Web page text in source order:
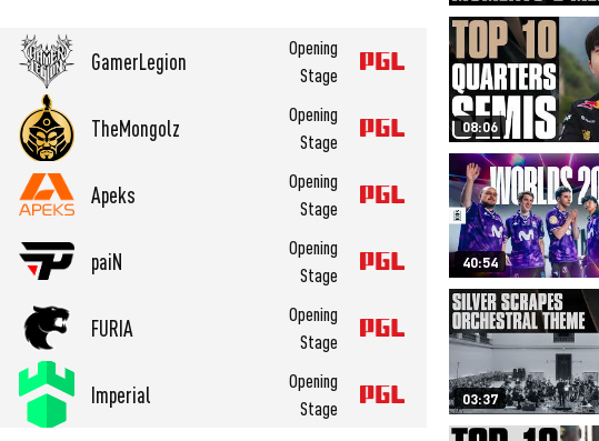
GamerLegion
Opening
Stage
TheMongolz
Opening
Stage
Apeks
Opening
Stage
paiN
Opening
Stage
FURIA
Opening
Stage
Imperial
Opening
Stage
08:06
40:54
03:37